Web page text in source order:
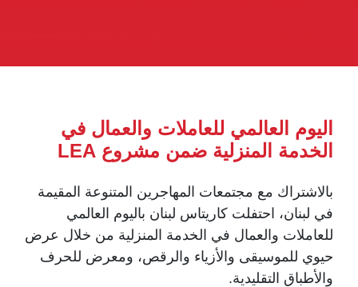
اليوم العالمي للعاملات والعمال في
الخدمة المنزلية ضمن مشروع LEA
بالاشتراك مع مجتمعات المهاجرين المتنوعة المقيمة
في لبنان، احتفلت كاريتاس لبنان باليوم العالمي
للعاملات والعمال في الخدمة المنزلية من خلال عرض
حيوي للموسيقى والأزياء والرقص، ومعرض للحرف
والأطباق التقليدية.